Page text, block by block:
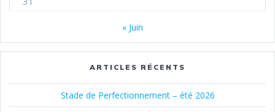
« Juin
ARTICLES RÉCENTS
Stade de Perfectionnement – été 2026